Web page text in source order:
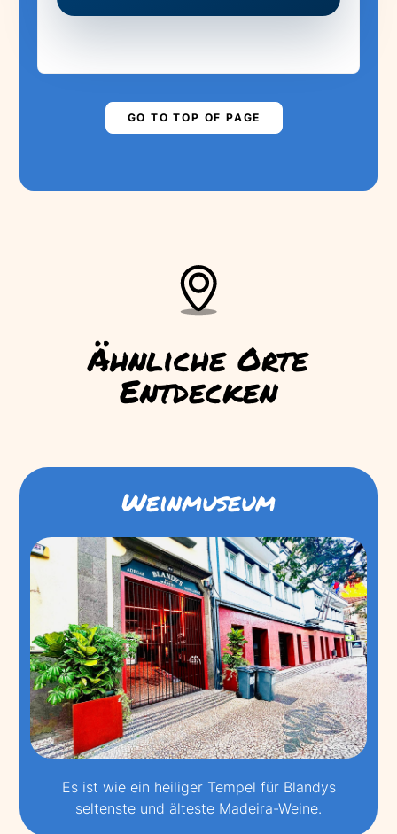
YOUR HELP!
GO TO TOP OF PAGE
Ähnliche Orte
Entdecken
Weinmuseum
Es ist wie ein heiliger Tempel für Blandys
seltenste und älteste Madeira-Weine.